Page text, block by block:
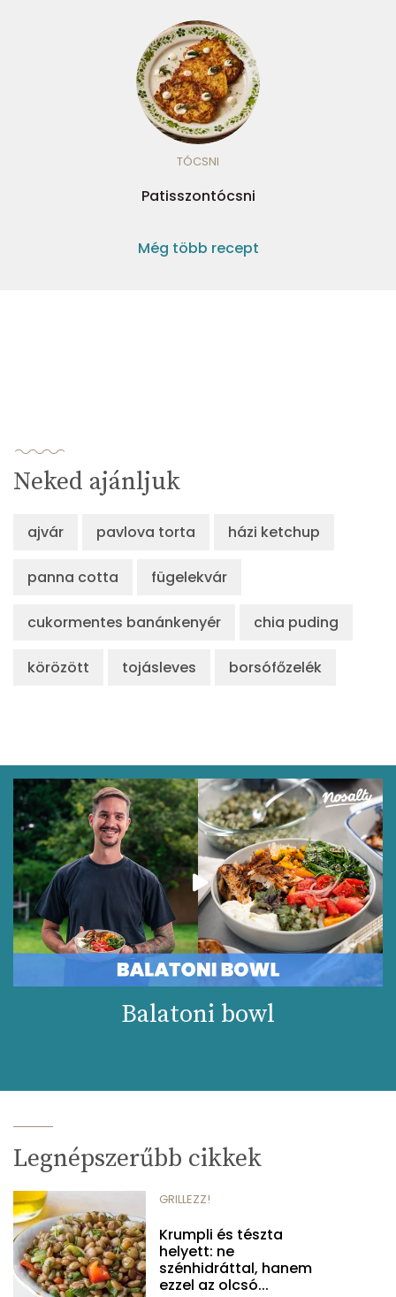
TÓCSNI
Patisszontócsni
Még több recept
Neked ajánljuk
ajvár pavlova torta házi ketchup
panna cotta fügelekvár
cukormentes banánkenyér chia puding
körözött tojásleves borsófőzelék
Balatoni bowl
Legnépszerűbb cikkek
GRILLEZZ!
Krumpli és tészta
helyett: ne
szénhidráttal, hanem
ezzel az olcsó...